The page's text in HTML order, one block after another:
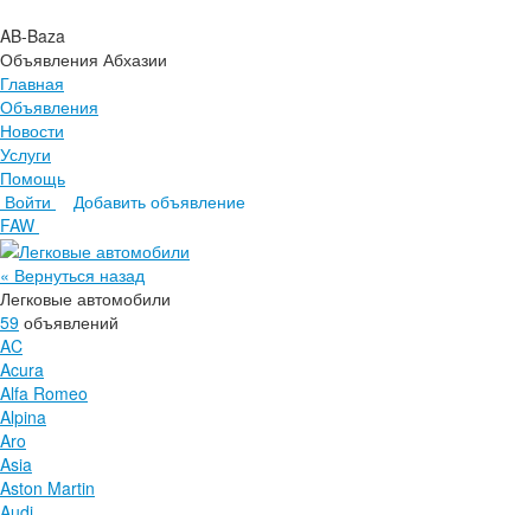
AB-Baza
Объявления Абхазии
Главная
Объявления
Новости
Услуги
Помощь
Войти
Добавить объявление
Главная
Объявления
Новости
Услуги
Помощь
FAW
« Вернуться назад
Легковые автомобили
59 объявлений
AC
Acura
Alfa Romeo
Alpina
Aro
Asia
Aston Martin